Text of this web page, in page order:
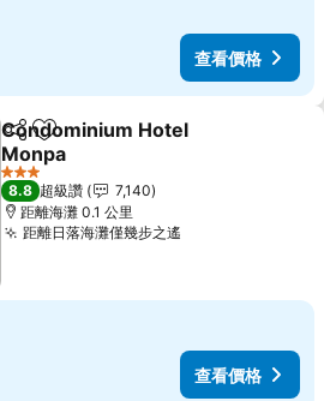
查看價格
分享 加入我的最愛
Condominium Hotel
Monpa
查看價格
3 星級
8.8 超級讚
7,140
距離海灘 0.1 公里
距離日落海灘僅幾步之遙
查看價格